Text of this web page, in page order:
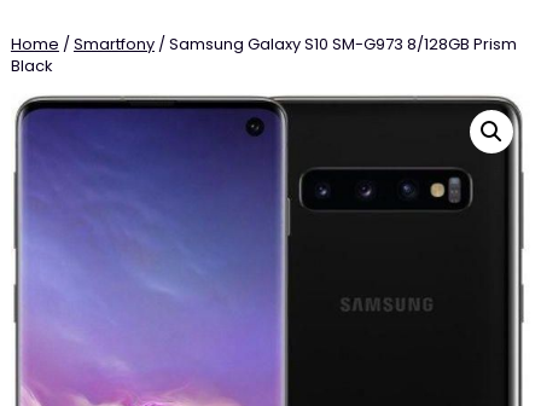
Home /Smartfony/ Samsung Galaxy S10 SM-G973 8/128GB Prism
Black